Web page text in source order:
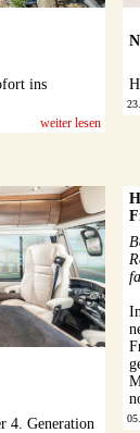
ins
weiter lesen
4. Generation